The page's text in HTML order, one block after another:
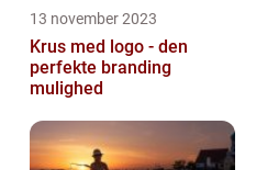
13 november 2023
Krus med logo - den
perfekte branding
mulighed